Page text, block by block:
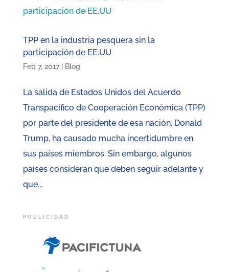
TPP en la industria pesquera sin la
participación de EE.UU
Feb 7, 2017| Blog
La salida de Estados Unidos del Acuerdo
Transpacífico de Cooperación Económica (TPP)
por parte del presidente de esa nación, Donald
Trump, ha causado mucha incertidumbre en
sus países miembros. Sin embargo, algunos
países consideran que deben seguir adelante y
que...